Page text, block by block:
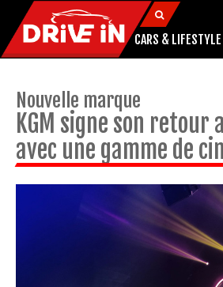
CARS & LIFESTYLE
Nouvelle marque
KGM signe son retour
avec une gamme de